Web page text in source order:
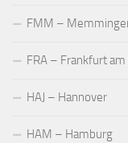
FMM –
FRA – Frankfurt am
HAJ – Hannover
HAM – Hamburg